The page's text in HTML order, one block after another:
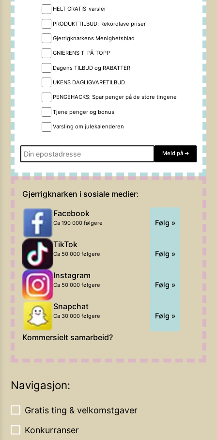
HELT GRATIS-varsler
PRODUKTTILBUD: Rekordlave priser
Gjerrigknarkens Menighetsblad
GNIERENS TI PÅ TOPP
Dagens TILBUD og RABATTER
UKENS DAGLIGVARETILBUD
PENGEHACKS: Spar penger på de store tingene
Tjene penger og bonus
Varsling om julekalenderen
Meld på ➔
Gjerrigknarken i sosiale medier:
Facebook
Ca 190 000 følgere Følg »
TikTok
Ca 50 000 følgere Følg »
Instagram
Ca 50 000 følgere Følg »
Snapchat
Ca 30 000 følgere Følg »
Kommersielt samarbeid?
Navigasjon:
Gratis ting & velkomstgaver
Konkurranser